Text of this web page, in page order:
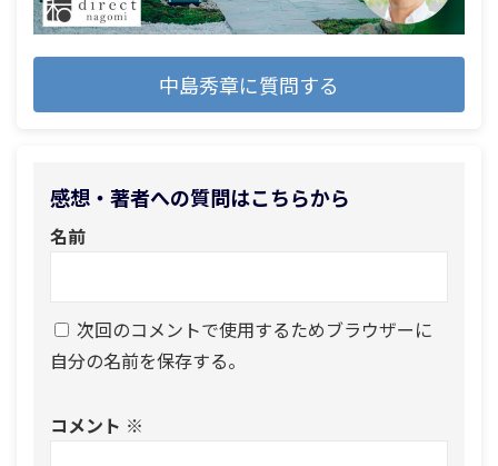
中島秀章に質問する
感想・著者への質問はこちらから
名前
次回のコメントで使用するためブラウザーに
自分の名前を保存する。
コメント ※